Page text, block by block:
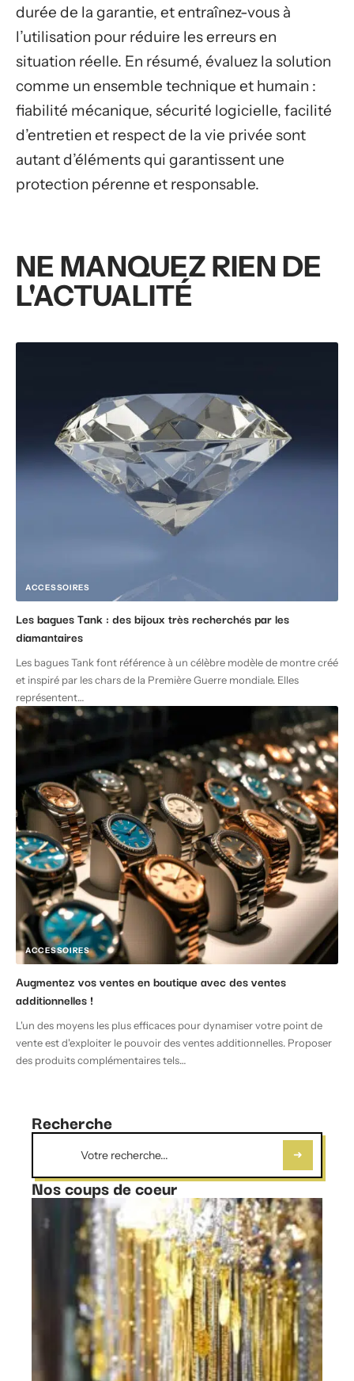
durée de la garantie, et entraînez-vous à
l’utilisation pour réduire les erreurs en
situation réelle. En résumé, évaluez la solution
comme un ensemble technique et humain :
fiabilité mécanique, sécurité logicielle, facilité
d’entretien et respect de la vie privée sont
autant d’éléments qui garantissent une
protection pérenne et responsable.
NE MANQUEZ RIEN DE
L'ACTUALITÉ
ACCESSOIRES
Les bagues Tank : des bijoux très recherchés par les
diamantaires
Les bagues Tank font référence à un célèbre modèle de montre créé
et inspiré par les chars de la Première Guerre mondiale. Elles
représentent…
ACCESSOIRES
Augmentez vos ventes en boutique avec des ventes
additionnelles !
L'un des moyens les plus efficaces pour dynamiser votre point de
vente est d'exploiter le pouvoir des ventes additionnelles. Proposer
des produits complémentaires tels…
Recherche
Nos coups de coeur